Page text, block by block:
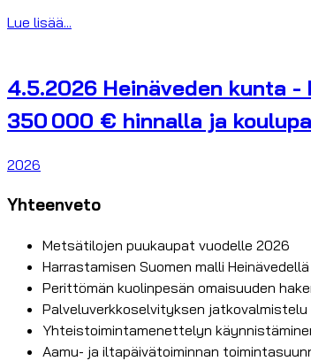
Lue lisää...
4.5.2026 Heinäveden kunta
350 000 € hinnalla ja
2026
Yhteenveto
Metsätilojen puukaupat vuodelle 2026
Harrastamisen Suomen malli
Perittömän kuolinpesän omaisuuden
Palveluverkkoselvityksen
Yhteistoimintamenettelyn
Aamu- ja iltapäivätoiminnan